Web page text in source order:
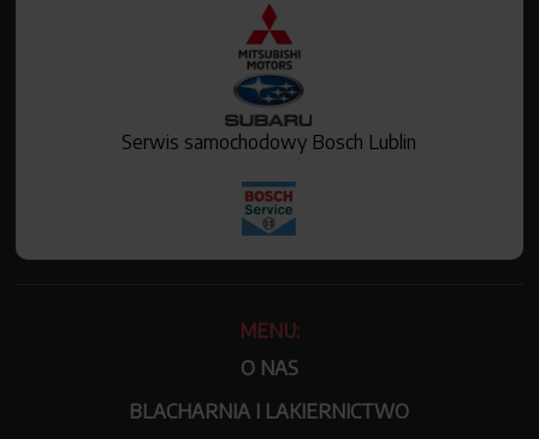
Serwis samochodowy Bosch Lublin
MENU:
O NAS
BLACHARNIA I LAKIERNICTWO